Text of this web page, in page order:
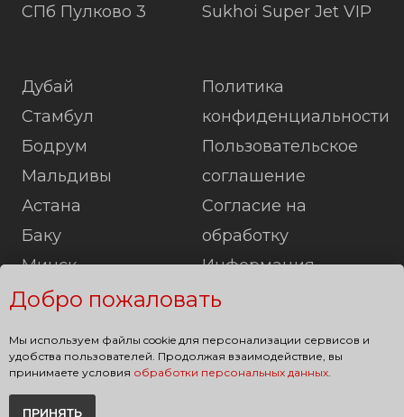
Добро пожаловать
Мы используем файлы cookie для персонализации сервисов и
удобства пользователей. Продолжая взаимодействие, вы
принимаете условия обработки персональных данных.
ПРИНЯТЬ
СПб Пулково 3
Sukhoi Super Jet VIP
Дубай
Стамбул
Бодрум
Мальдивы
Астана
Баку
Минск
Лондон
Берлин
Политика
конфиденциальности
Пользовательское
соглашение
Согласие на
обработку
Информация
Карта сайта